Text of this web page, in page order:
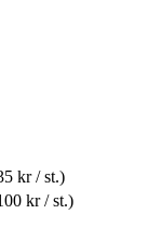
kr / st.)
kr / st.)